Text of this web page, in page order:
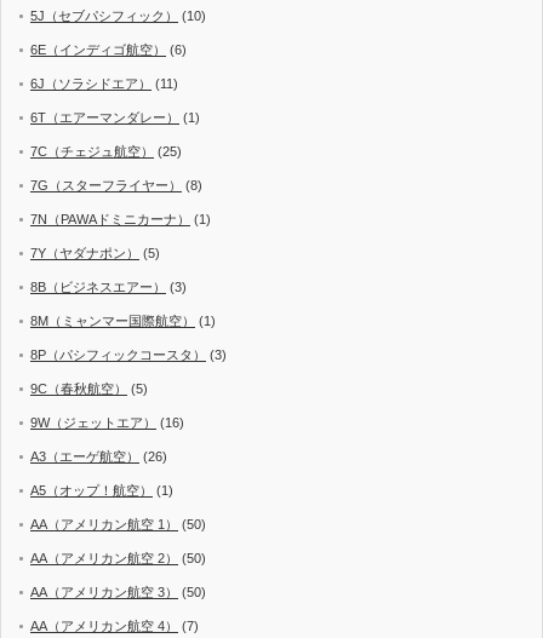
5J（セブパシフィック） (10)
6E（インディゴ航空） (6)
6J（ソラシドエア） (11)
6T（エアーマンダレー） (1)
7C（チェジュ航空） (25)
7G（スターフライヤー） (8)
7N（PAWAドミニカーナ） (1)
7Y（ヤダナポン） (5)
8B（ビジネスエアー） (3)
8M（ミャンマー国際航空） (1)
8P（パシフィックコースタ） (3)
9C（春秋航空） (5)
9W（ジェットエア） (16)
A3（エーゲ航空） (26)
A5（オップ！航空） (1)
AA（アメリカン航空 1） (50)
AA（アメリカン航空 2） (50)
AA（アメリカン航空 3） (50)
AA（アメリカン航空 4） (7)